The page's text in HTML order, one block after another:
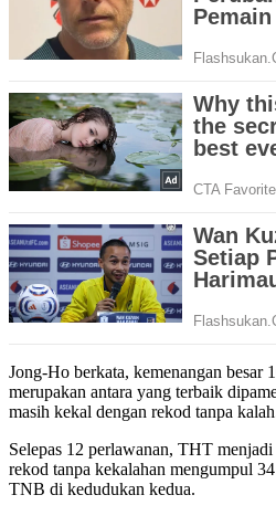
Jong-Ho berkata, kemenangan besar
merupakan antara yang terbaik
masih kekal dengan rekod tanpa
Selepas 12 perlawanan, THT
rekod tanpa kekalahan mengumpul
TNB di kedudukan kedua.